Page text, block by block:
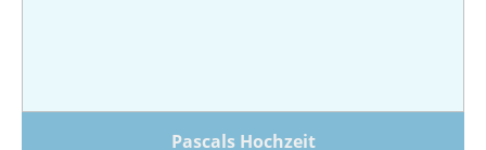
Pascals Hochzeit